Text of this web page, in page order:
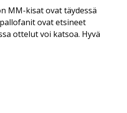
MM-kisat ovat täydessä
ovat etsineet
ottelut voi katsoa. Hyvä